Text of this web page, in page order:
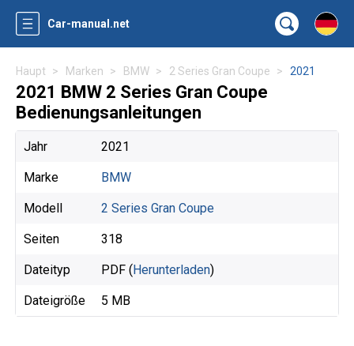
Car-manual.net
Haupt Marken BMW 2 Series Gran Coupe 2021
2021 BMW 2 Series Gran Coupe
Bedienungsanleitungen
Jahr 2021
Marke BMW
Modell 2 Series Gran Coupe
Seiten 318
Dateityp PDF (Herunterladen)
Dateigröße 5 MB